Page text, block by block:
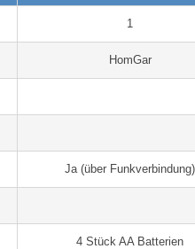
1
HomGar
Ja (über Funkverbindung)
4 Stück AA Batterien